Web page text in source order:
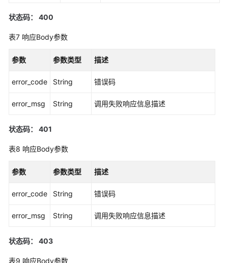
指
南
参
考
域）
用
户
指
状态码： 400
表7 响应Body参数
参数 参数类型 描述
error_code String 错误码
error_msg String 调用失败响应信息描述
状态码： 401
表8 响应Body参数
参数 参数类型 描述
error_code String 错误码
error_msg String 调用失败响应信息描述
状态码： 403
表9 响应Body参数